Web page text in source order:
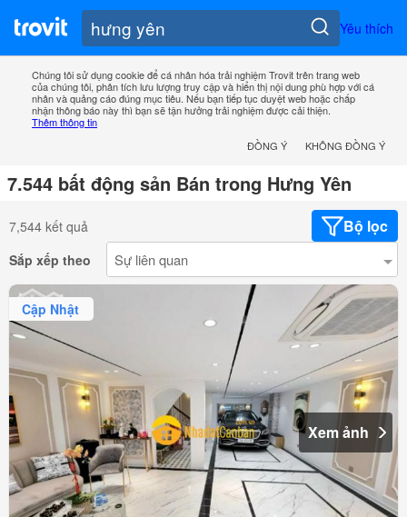
Yêu thích
Chúng tôi sử dụng cookie để cá nhân hóa trải nghiệm Trovit trên trang web
của chúng tôi, phân tích lưu lượng truy cập và hiển thị nội dung phù hợp với cá
nhân và quảng cáo đúng mục tiêu. Nếu bạn tiếp tục duyệt web hoặc chấp
nhận thông báo này thì bạn sẽ tận hưởng trải nghiệm được cải thiện.
Thêm thông tin
ĐỒNG Ý
KHÔNG ĐỒNG Ý
7.544 bất động sản Bán trong Hưng Yên
7,544 kết quả Bộ lọc
Sắp xếp theo
Cập Nhật
Xem ảnh